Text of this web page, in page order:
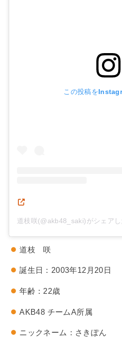
この投稿を
道枝咲(@akb48_saki)がシェアし
道枝 咲
誕生日：2003年12月20日
年齢：22歳
AKB48 チームA所属
ニックネーム：さきぽん